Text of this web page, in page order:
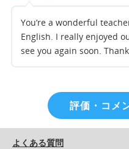
You’re a wonderful
English. I really enjoyed
see you again soon.
評価・コメ
よくある質問